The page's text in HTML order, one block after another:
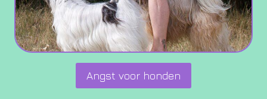
Angst voor honden